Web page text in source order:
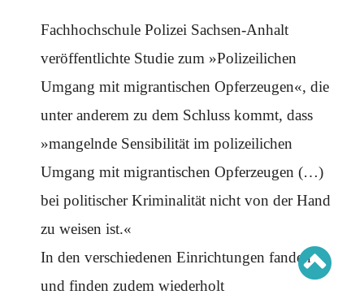
Ausgabe 221
Ausgabe 220
Ausgabe 219
Ausgabe 217
Ausgabe 216
Fachhochschule Polizei Sachsen-Anhalt
veröffentlichte Studie zum »Polizeilichen
Umgang mit migrantischen Opferzeugen«, die
unter anderem zu dem Schluss kommt, dass
»mangelnde Sensibilität im polizeilichen
Umgang mit migrantischen Opferzeugen (…)
bei politischer Kriminalität nicht von der Hand
zu weisen ist.«
In den verschiedenen Einrichtungen fanden
und finden zudem wiederholt